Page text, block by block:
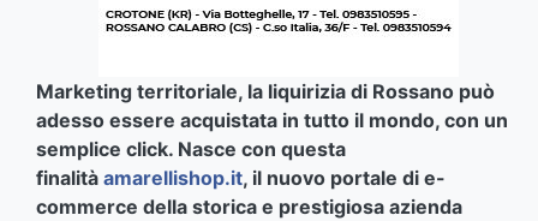
Marketing territoriale, la liquirizia di Rossano può
adesso essere acquistata in tutto il mondo, con un
semplice click. Nasce con questa
finalità amarellishop.it, il nuovo portale di e-
commerce della storica e prestigiosa azienda